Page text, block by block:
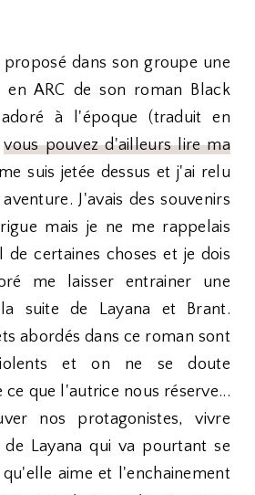
dans son groupe une
en ARC de son roman Black
à l'époque (traduit en
vous pouvez d'ailleurs lire ma
suis jetée dessus et j'ai relu
J'avais des souvenirs
mais je ne me rappelais
de certaines choses et je dois
me laisser entrainer une
suite de Layana et Brant.
abordés dans ce roman sont
et on ne se doute
que l'autrice nous réserve...
nos protagonistes, vivre
Layana qui va pourtant se
aime et l'enchainement